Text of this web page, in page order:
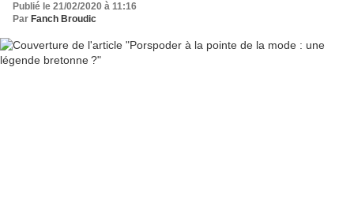
Publié le 21/02/2020 à 11:16
Par Fanch Broudic